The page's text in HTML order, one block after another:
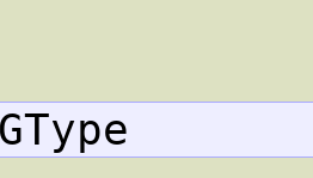
GType